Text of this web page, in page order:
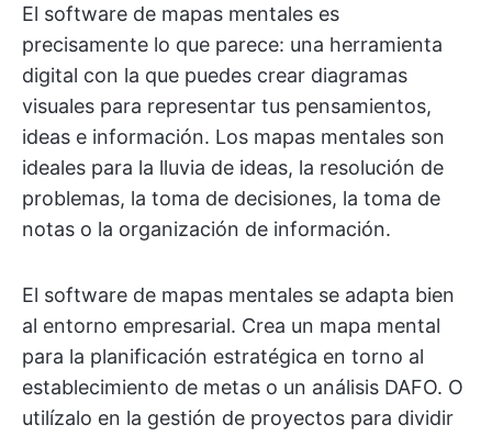
El software de mapas mentales es
precisamente lo que parece: una herramienta
digital con la que puedes crear diagramas
visuales para representar tus pensamientos,
ideas e información. Los mapas mentales son
ideales para la lluvia de ideas, la resolución de
problemas, la toma de decisiones, la toma de
notas o la organización de información.
El software de mapas mentales se adapta bien
al entorno empresarial. Crea un mapa mental
para la planificación estratégica en torno al
establecimiento de metas o un análisis DAFO. O
utilízalo en la gestión de proyectos para dividir